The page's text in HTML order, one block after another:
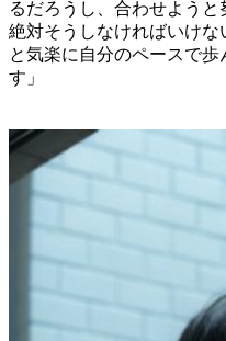
るだろうし、合わせようと
絶対そうしなければいけ
と気楽に自分のペースで
す」